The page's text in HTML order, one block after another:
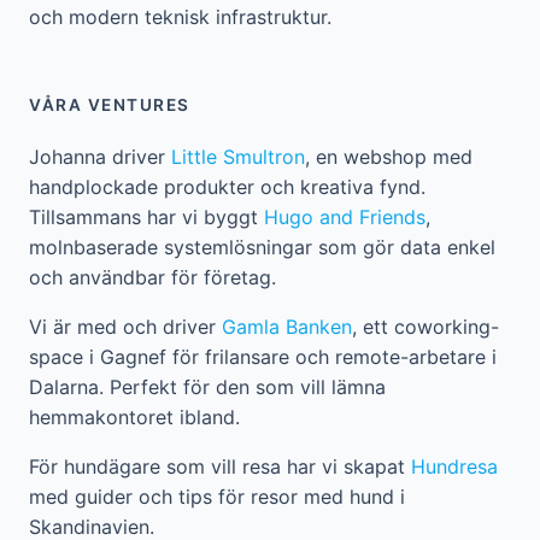
och modern teknisk infrastruktur.
VÅRA VENTURES
Johanna driver Little Smultron, en webshop med
handplockade produkter och kreativa fynd.
Tillsammans har vi byggt Hugo and Friends,
molnbaserade systemlösningar som gör data enkel
och användbar för företag.
Vi är med och driver Gamla Banken, ett coworking-
space i Gagnef för frilansare och remote-arbetare i
Dalarna. Perfekt för den som vill lämna
hemmakontoret ibland.
För hundägare som vill resa har vi skapat Hundresa
med guider och tips för resor med hund i
Skandinavien.